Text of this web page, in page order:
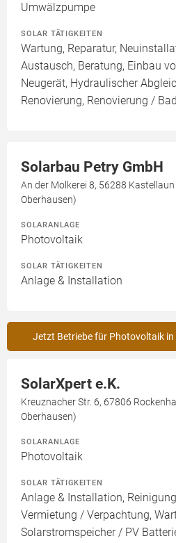
Umwälzpumpe
SOLAR TÄTIGKEITEN
Wartung, Reparatur,
Austausch, Beratung, Einbau
Neugerät, Hydraulischer
Renovierung, Renovierung /
Solarbau Petry GmbH
An der Molkerei 8, 56288
Oberhausen)
SOLARANLAGE
Photovoltaik
SOLAR TÄTIGKEITEN
Anlage & Installation
Jetzt Betriebe für Photovoltaik in
SolarXpert e.K.
Kreuznacher Str. 6, 67806
Oberhausen)
SOLARANLAGE
Photovoltaik
SOLAR TÄTIGKEITEN
Anlage & Installation,
Vermietung / Verpachtung,
Solarstromspeicher / PV